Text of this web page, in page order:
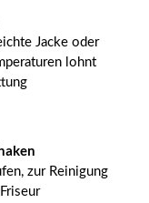
Jacke oder
lohnt
zur Reinigung